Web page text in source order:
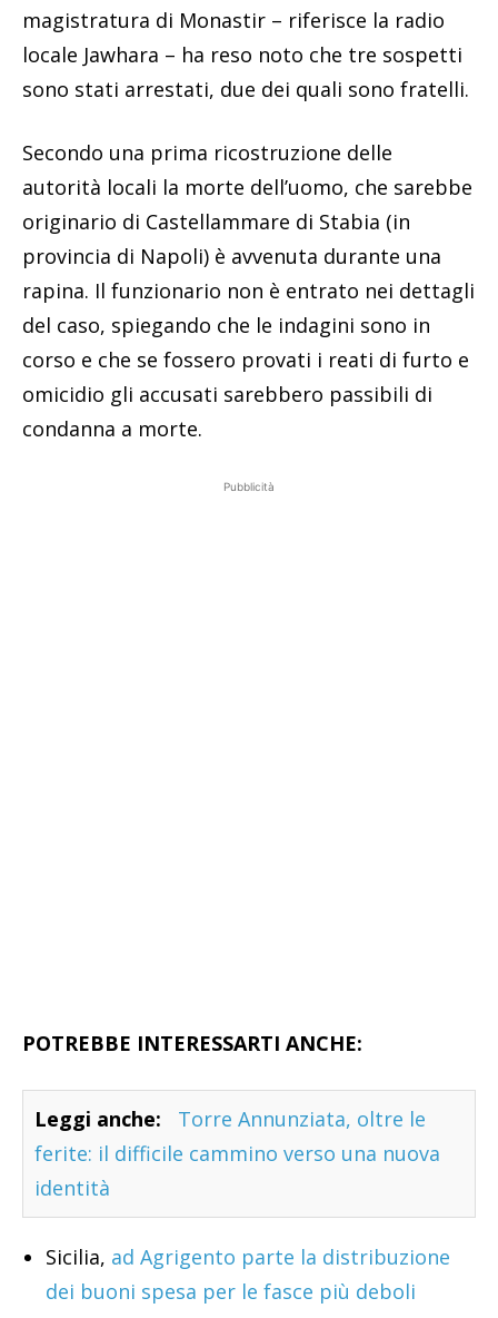
magistratura di Monastir – riferisce la radio
locale Jawhara – ha reso noto che tre sospetti
sono stati arrestati, due dei quali sono fratelli.
Secondo una prima ricostruzione delle
autorità locali la morte dell’uomo, che sarebbe
originario di Castellammare di Stabia (in
provincia di Napoli) è avvenuta durante una
rapina. Il funzionario non è entrato nei dettagli
del caso, spiegando che le indagini sono in
corso e che se fossero provati i reati di furto e
omicidio gli accusati sarebbero passibili di
condanna a morte.
Pubblicità
POTREBBE INTERESSARTI ANCHE:
Leggi anche:
Torre Annunziata, oltre le
ferite: il difficile cammino verso una nuova
identità
Sicilia, ad Agrigento parte la distribuzione
dei buoni spesa per le fasce più deboli